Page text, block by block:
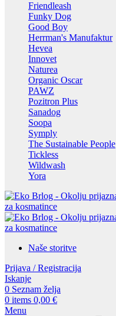
Friendleash
Funky Dog
Good Boy
Herrman's Manufaktur
Hevea
Innovet
Naturea
Organic Oscar
PAWZ
Pozitron Plus
Sanadog
Soopa
Symply
The Sustainable People
Tickless
Wildwash
Yora
Naše storitve
Prijava / Registracija
Iskanje
0 Seznam želja
0 items 0,00 €
Menu